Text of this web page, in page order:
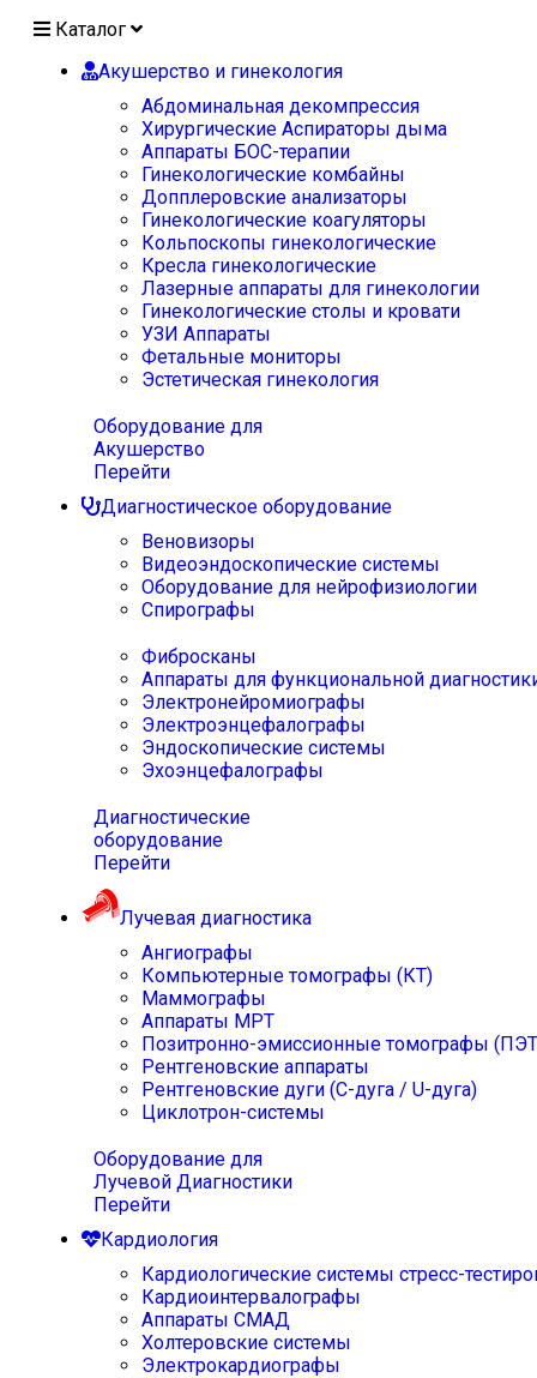
Каталог
Акушерство и гинекология
Абдоминальная декомпрессия
Хирургические Аспираторы дыма
Аппараты БОС-терапии
Гинекологические комбайны
Допплеровские анализаторы
Гинекологические коагуляторы
Кольпоскопы гинекологические
Кресла гинекологические
Лазерные аппараты для гинекологии
Гинекологические столы и кровати
УЗИ Аппараты
Фетальные мониторы
Эстетическая гинекология
Оборудование для
Акушерство
Перейти
Диагностическое оборудование
Веновизоры
Видеоэндоскопические системы
Оборудование для нейрофизиологии
Спирографы
Фибросканы
Аппараты для функциональной
Электронейромиографы
Электроэнцефалографы
Эндоскопические системы
Эхоэнцефалографы
Диагностические
оборудование
Перейти
Лучевая диагностика
Ангиографы
Компьютерные томографы (КТ)
Маммографы
Аппараты МРТ
Позитронно-эмиссионные томографы
Рентгеновские аппараты
Рентгеновские дуги (С-дуга / U-дуга)
Циклотрон-системы
Оборудование для
Лучевой Диагностики
Перейти
Кардиология
Кардиологические системы стресс-
Кардиоинтервалографы
Аппараты СМАД
Холтеровские системы
Электрокардиографы